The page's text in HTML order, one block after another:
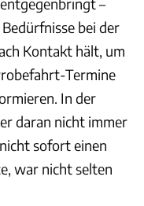
bei der
Kontakt hält, um
Termine
In der
daran nicht immer
sofort einen
war nicht selten